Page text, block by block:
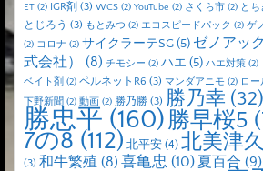
ET (2) IGR剤 (3) WCS (2) YouTube (2) さくら市 (2) と
とじろう (3) もとみつ (2) エコスピードパック (2) ゲ
(2) コロナ (2) サイクラーテSG(5) ゼノアッ
式会社）
(8) チモシー (2) ハエ (5) ハエ対策 (2)
ベイト剤 (2) ペルネットR6 (3) マンダアニモ (2) ロ
下野新聞 (2) 動画 (2) 勝乃勝 (3) 勝乃幸 (32)
勝忠平 (160)勝早桜5
7の8 (112) 北平安 (4) 北美津久
(3) 和牛繁殖 (8) 喜亀忠 (10) 夏百合 (9)